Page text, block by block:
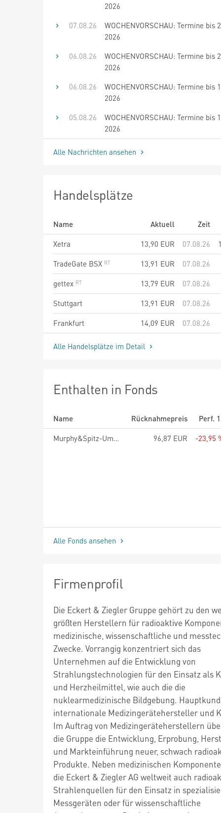
2026
07.08.26
WOCHENVORSCHAU: Termine bis
2026
06.08.26
WOCHENVORSCHAU: Termine bis
2026
06.08.26
WOCHENVORSCHAU: Termine bis
2026
05.08.26
WOCHENVORSCHAU: Termine bis
2026
Alle Nachrichten ansehen
Handelsplätze
Name Aktuell
Zeit
Xetra
13,90 EUR 07.08.26
TradeGate BSX
13,91 EUR
07.08.26
gettex
13,79 EUR
07.08.26
Stuttgart
13,91 EUR
07.08.26
Frankfurt
14,09 EUR 07.08.26
Alle Handelsplätze im Detail
Enthalten in Fonds
Name Rücknahmepreis
Perf.
Murphy&Spitz-Umweltfonds Deutschland A
96,87 EUR -23,95
Alle Fonds ansehen
Firmenprofil
Die Eckert & Ziegler Gruppe gehört zu den
größten Herstellern für radioaktive
medizinische, wissenschaftliche und
Zwecke. Vorrangig konzentriert sich das
Unternehmen auf die Entwicklung von
Strahlungstechnologien für den Einsatz als
und Herzheilmittel, wie auch die die
nuklearmedizinische Bildgebung.
internationale Medizingerätehersteller und
Im Auftrag von Medizingeräteherstellern
die Gruppe die Entwicklung, Erprobung,
und Markteinführung neuer, schwach
Produkte. Neben medizinischen
die Eckert & Ziegler AG weltweit auch
Strahlenquellen für den Einsatz in
Messgeräten oder für wissenschaftliche